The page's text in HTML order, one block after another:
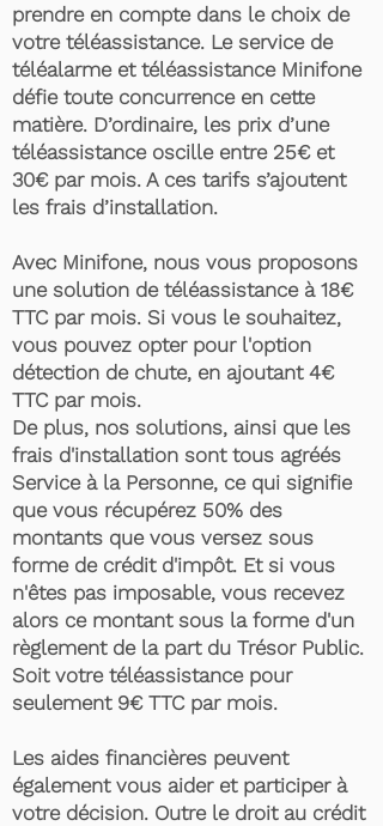
prendre en compte dans le choix de
votre téléassistance. Le service de
téléalarme et téléassistance Minifone
défie toute concurrence en cette
matière. D’ordinaire, les prix d’une
téléassistance oscille entre 25€ et
30€ par mois. A ces tarifs s’ajoutent
les frais d’installation.
Avec Minifone, nous vous proposons
une solution de téléassistance à 18€
TTC par mois. Si vous le souhaitez,
vous pouvez opter pour l'option
détection de chute, en ajoutant 4€
TTC par mois.
De plus, nos solutions, ainsi que les
frais d'installation sont tous agréés
Service à la Personne, ce qui signifie
que vous récupérez 50% des
montants que vous versez sous
forme de crédit d'impôt. Et si vous
n'êtes pas imposable, vous recevez
alors ce montant sous la forme d'un
règlement de la part du Trésor Public.
Soit votre téléassistance pour
seulement 9€ TTC par mois.
Les aides financières peuvent
également vous aider et participer à
votre décision. Outre le droit au crédit